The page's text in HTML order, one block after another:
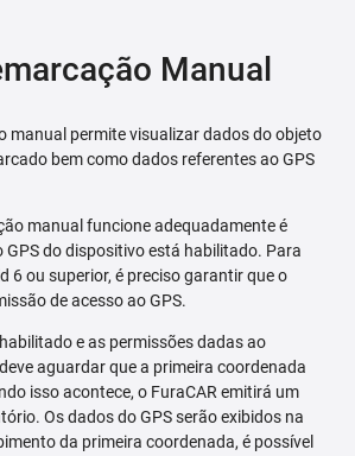
Manual
manual permite visualizar dados do objeto
bem como dados referentes ao GPS
manual funcione adequadamente é
GPS do dispositivo está habilitado. Para
6 ou superior, é preciso garantir que o
de acesso ao GPS.
e as permissões dadas ao
aguardar que a primeira coordenada
isso acontece, o FuraCAR emitirá um
Os dados do GPS serão exibidos na
da primeira coordenada, é possível